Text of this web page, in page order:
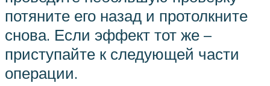
потяните его назад и протолкните
снова. Если эффект тот же –
приступайте к следующей части
операции.